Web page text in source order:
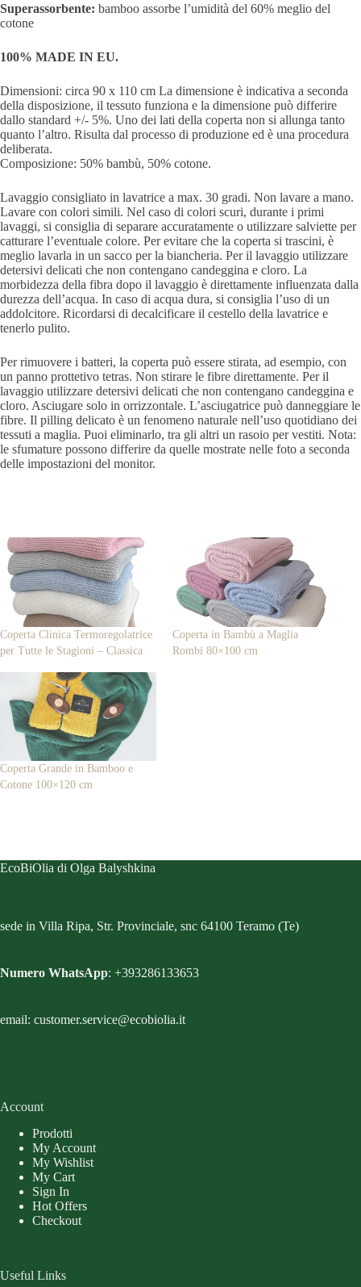
Superassorbente: bamboo assorbe l’umidità del 60% meglio del
cotone
100% MADE IN EU.
Dimensioni: circa 90 x 110 cm La dimensione è indicativa a seconda
della disposizione, il tessuto funziona e la dimensione può differire
dallo standard +/- 5%. Uno dei lati della coperta non si allunga tanto
quanto l’altro. Risulta dal processo di produzione ed è una procedura
deliberata.
Composizione: 50% bambù, 50% cotone.
Lavaggio consigliato in lavatrice a max. 30 gradi. Non lavare a mano.
Lavare con colori simili. Nel caso di colori scuri, durante i primi
lavaggi, si consiglia di separare accuratamente o utilizzare salviette per
catturare l’eventuale colore. Per evitare che la coperta si trascini, è
meglio lavarla in un sacco per la biancheria. Per il lavaggio utilizzare
detersivi delicati che non contengano candeggina e cloro. La
morbidezza della fibra dopo il lavaggio è direttamente influenzata dalla
durezza dell’acqua. In caso di acqua dura, si consiglia l’uso di un
addolcitore. Ricordarsi di decalcificare il cestello della lavatrice e
tenerlo pulito.
Per rimuovere i batteri, la coperta può essere stirata, ad esempio, con
un panno prottetivo tetras. Non stirare le fibre direttamente. Per il
lavaggio utilizzare detersivi delicati che non contengano candeggina e
cloro. Asciugare solo in orrizzontale. L’asciugatrice può danneggiare le
fibre. Il pilling delicato è un fenomeno naturale nell’uso quotidiano dei
tessuti a maglia. Puoi eliminarlo, tra gli altri un rasoio per vestiti. Nota:
le sfumature possono differire da quelle mostrate nelle foto a seconda
delle impostazioni del monitor.
Coperta Clinica Termoregolatrice
per Tutte le Stagioni – Classica
Coperta in Bambù a Maglia
Rombi 80×100 cm
Coperta Grande in Bamboo e
Cotone 100×120 cm
EcoBiOlia di Olga Balyshkina
sede in Villa Ripa, Str. Provinciale, snc 64100 Teramo (Te)
Numero WhatsApp: +393286133653
email: customer.service@ecobiolia.it
Account
Prodotti
My Account
My Wishlist
My Cart
Sign In
Hot Offers
Checkout
Useful Links